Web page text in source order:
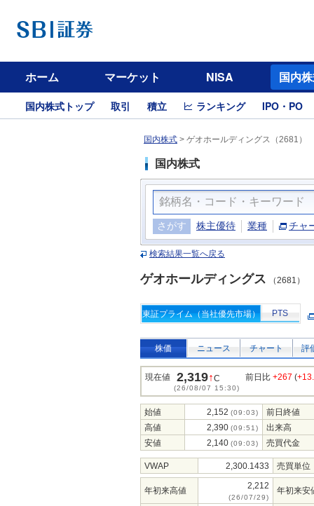
ホーム マーケット NISA 国内
国内株式トップ 取引 積立 ランキング IPO・PO
国内株式 > ゲオホールディングス（2681）
国内株式
さがす 株主優待 業種 チャ
検索結果一覧へ戻る
ゲオホールディングス （2681）
東証プライム（当社優先市場） PTS
株価 ニュース チャート 評
現在値 2,319↑C
(26/08/07 15:30)
前日比 +267 (
始値 2,152 (09:03)
前日終値
高値
2,390 (09:51)
出来高
安値
2,140 (09:03) 売買代金
VWAP 2,300.1433 売買単位
年初来高値 2,212
(26/07/29)
年初来安